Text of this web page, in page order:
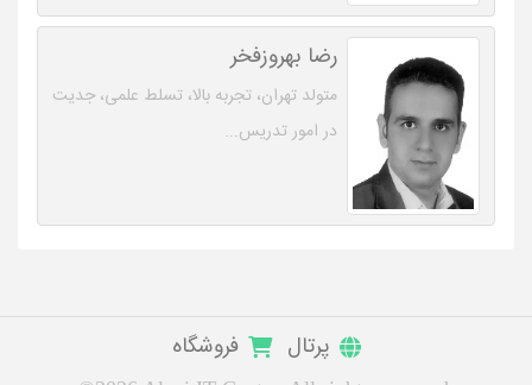
رضا بهروزفخر
متولد تهران، تجربه بالا، تسلط علمی، جدیت
در امور تدریس...
پرتال فروشگاه